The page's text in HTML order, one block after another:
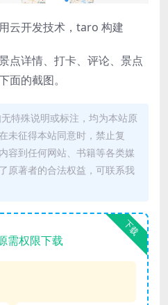
云开发技术，taro 构建
点详情、打卡、评论、景点
面的截图。
特殊说明或标注，均为本站原
未征得本站同意时，禁止复
容到任何网站、书籍等各类媒
原著者的合法权益，可联系我
下载
需权限下载